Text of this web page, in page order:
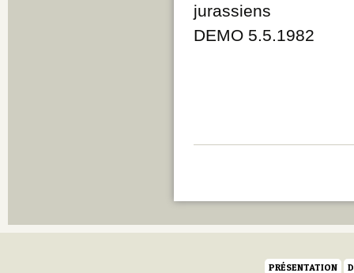
jurassiens
DEMO 5.5.1982
PRÉSENTATION